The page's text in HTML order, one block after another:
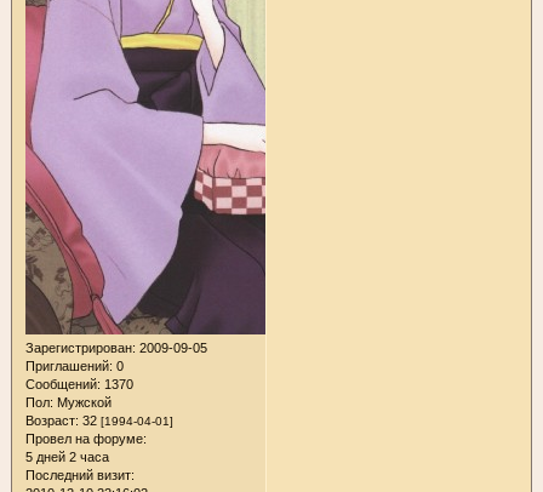
Зарегистрирован: 2009-09-05
Приглашений: 0
Сообщений: 1370
Пол: Мужской
Возраст: 32 [1994-04-01]
Провел на форуме:
5 дней 2 часа
Последний визит: